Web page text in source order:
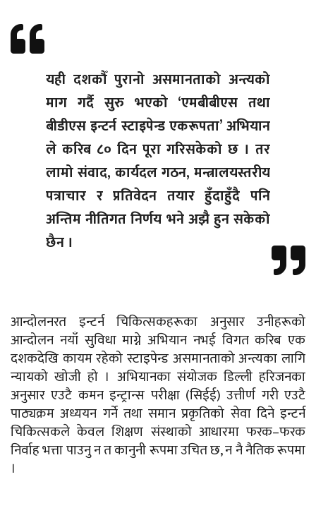
यही दशकौँ पुरानो असमानताको अन्त्यको
माग गर्दै सुरु भएको ‘एमबीबीएस तथा
बीडीएस इन्टर्न स्टाइपेन्ड एकरूपता’ अभियान
ले करिब ८० दिन पूरा गरिसकेको छ । तर
लामो संवाद, कार्यदल गठन, मन्त्रालयस्तरीय
पत्राचार र प्रतिवेदन तयार हुँदाहुँदै पनि
अन्तिम नीतिगत निर्णय भने अझै हुन सकेको
छैन ।
आन्दोलनरत इन्टर्न चिकित्सकहरूका अनुसार उनीहरूको
आन्दोलन नयाँ सुविधा माग्ने अभियान नभई विगत करिब एक
दशकदेखि कायम रहेको स्टाइपेन्ड असमानताको अन्त्यका लागि
न्यायको खोजी हो । अभियानका संयोजक डिल्ली हरिजनका
अनुसार एउटै कमन इन्ट्रान्स परीक्षा (सिईई) उत्तीर्ण गरी एउटै
पाठ्यक्रम अध्ययन गर्ने तथा समान प्रकृतिको सेवा दिने इन्टर्न
चिकित्सकले केवल शिक्षण संस्थाको आधारमा फरक–फरक
निर्वाह भत्ता पाउनु न त कानुनी रूपमा उचित छ, न नै नैतिक रूपमा
।